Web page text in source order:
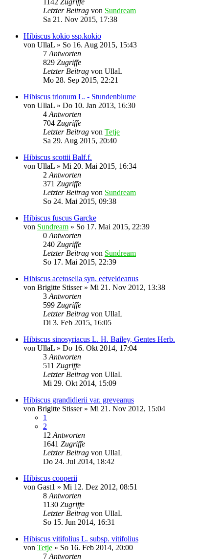
1142 Zugriffe
Letzter Beitrag von Sundream
Sa 21. Nov 2015, 17:38
Hibiscus kokio ssp.kokio
von UllaL » So 16. Aug 2015, 15:43
7 Antworten
829 Zugriffe
Letzter Beitrag von UllaL
Mo 28. Sep 2015, 22:21
Hibiscus trionum L. - Stundenblume
von UllaL » Do 10. Jan 2013, 16:30
4 Antworten
704 Zugriffe
Letzter Beitrag von Tetje
Sa 29. Aug 2015, 20:40
Hibiscus scottii Balf.f.
von UllaL » Mi 20. Mai 2015, 16:34
2 Antworten
371 Zugriffe
Letzter Beitrag von Sundream
So 24. Mai 2015, 09:38
Hibiscus fuscus Garcke
von Sundream » So 17. Mai 2015, 22:39
0 Antworten
240 Zugriffe
Letzter Beitrag von Sundream
So 17. Mai 2015, 22:39
Hibiscus acetosella syn. eetveldeanus
von Brigitte Stisser» Mi 21. Nov 2012, 13:38
3 Antworten
599 Zugriffe
Letzter Beitrag von UllaL
Di 3. Feb 2015, 16:05
Hibiscus sinosyriacus L. H. Bailey, Gentes Herb.
von UllaL » Do 16. Okt 2014, 17:04
3 Antworten
511 Zugriffe
Letzter Beitrag von UllaL
Mi 29. Okt 2014, 15:09
Hibiscus grandidierii var. greveanus
von Brigitte Stisser» Mi 21. Nov 2012, 15:04
1
2
12 Antworten
1641 Zugriffe
Letzter Beitrag von UllaL
Do 24. Jul 2014, 18:42
Hibiscus cooperii
von Gast1 » Mi 12. Dez 2012, 08:51
8 Antworten
1130 Zugriffe
Letzter Beitrag von UllaL
So 15. Jun 2014, 16:31
Hibiscus vitifolius L. subsp. vitifolius
von Tetje » So 16. Feb 2014, 20:00
7 Antworten